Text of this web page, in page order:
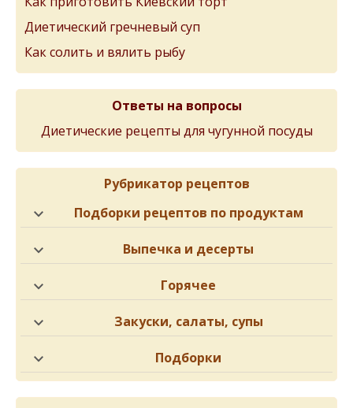
Диетический гречневый суп
Как солить и вялить рыбу
Ответы на вопросы
Диетические рецепты для чугунной посуды
Рубрикатор рецептов
Подборки рецептов по продуктам
Выпечка и десерты
Горячее
Закуски, салаты, супы
Подборки